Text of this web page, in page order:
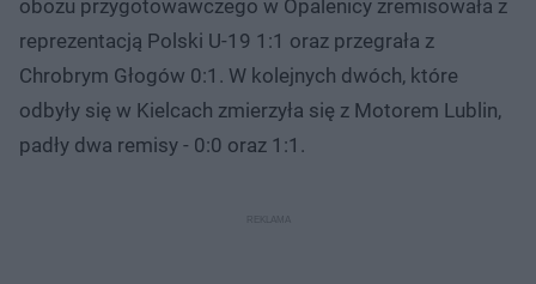
obozu przygotowawczego w Opalenicy zremisowała z
reprezentacją Polski U-19 1:1 oraz przegrała z
Chrobrym Głogów 0:1. W kolejnych dwóch, które
odbyły się w Kielcach zmierzyła się z Motorem Lublin,
padły dwa remisy - 0:0 oraz 1:1.